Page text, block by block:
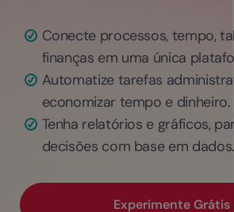
Conecte processos, tempo,
finanças em uma única
Automatize tarefas
economizar tempo e dinheiro.
Tenha relatórios e gráficos,
decisões com base em dados.
Experimente Grátis